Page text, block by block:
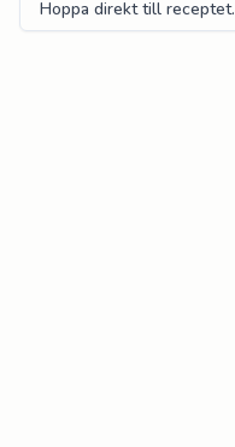
Hoppa direkt till receptet.